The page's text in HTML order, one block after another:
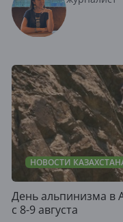
НОВОСТИ
День альпинизма в
с 8-9 августа